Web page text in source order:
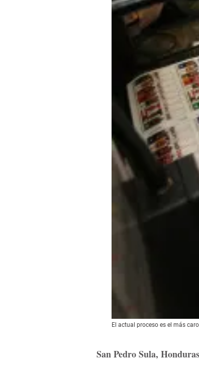
El actual proceso es el más
San Pedro Sula, Honduras